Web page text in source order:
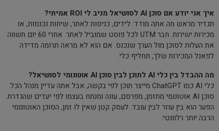
איך אני יודע אם סוכן AI לסושיאל מניב לי ROI אמיתי?
תגדיר מראש מה אתה מודד: לידים, כניסות לאתר, שיחות נכנסות, או
מכירות ישירות. חבר UTM לכל פוסט שמוביל לאתר. אחרי 60 יום תשווה
את העלות לסוכן מול הערך שנכנס. אם הוא לא מראה תרומה מדידה
לפאנל המכירות שלך, תחליף כלי.
מה ההבדל בין כלי AI לתוכן לבין סוכן AI אוטונומי לסושיאל?
כלי AI כמו ChatGPT מייצר תוכן לפי בקשה, אבל אתה עדיין מנהל הכל.
סוכן AI אוטונומי מתזמן, מפרסם, עונה ומנתח בעצמו לפי יעדים שהגדרת.
הפער הוא בין עוזר לבין עובד. לעסק קטן שאין לו זמן, הסוכן האוטונומי
הרבה יותר רלוונטי.